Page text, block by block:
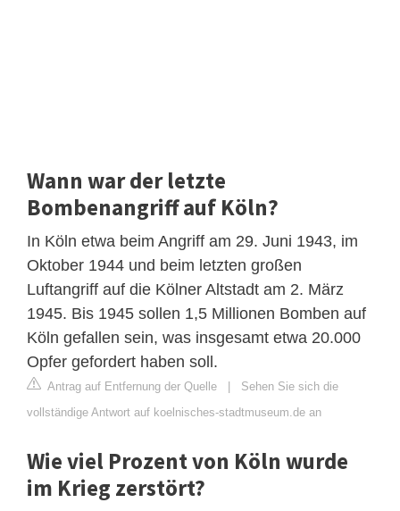
Wann war der letzte
Bombenangriff auf Köln?
In Köln etwa beim Angriff am 29. Juni 1943, im
Oktober 1944 und beim letzten großen
Luftangriff auf die Kölner Altstadt am 2. März
1945. Bis 1945 sollen 1,5 Millionen Bomben auf
Köln gefallen sein, was insgesamt etwa 20.000
Opfer gefordert haben soll.
Antrag auf Entfernung der Quelle | Sehen Sie sich die
vollständige Antwort auf koelnisches-stadtmuseum.de an
Wie viel Prozent von Köln wurde
im Krieg zerstört?